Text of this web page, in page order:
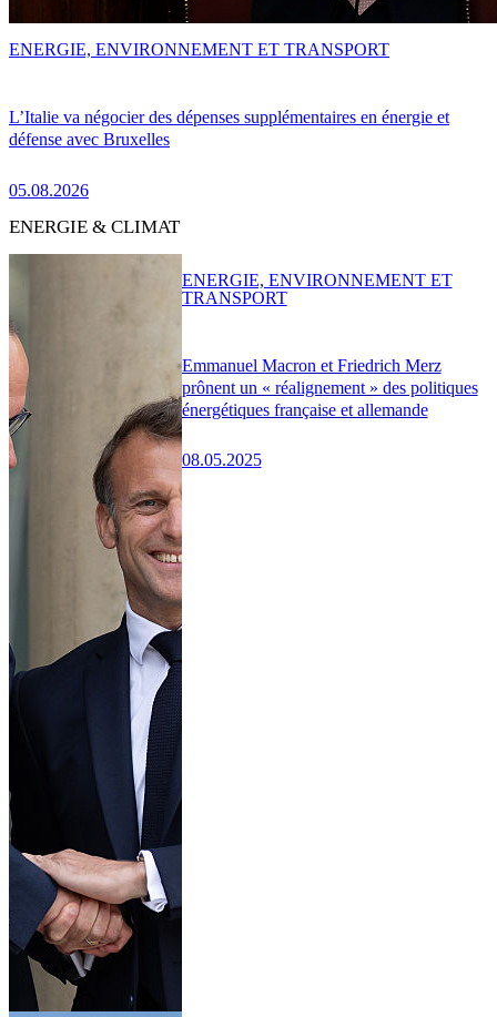
L’Italie va négocier des dépenses supplémentaires en énergie et
défense avec Bruxelles
05.08.2026
ENERGIE, ENVIRONNEMENT ET TRANSPORT
ENERGIE & CLIMAT
Emmanuel Macron et Friedrich Merz
prônent un « réalignement » des politiques
énergétiques française et allemande
08.05.2025
ENERGIE, ENVIRONNEMENT ET
TRANSPORT